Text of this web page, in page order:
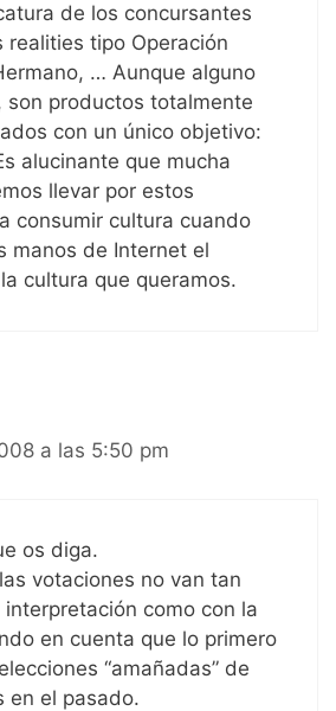
de los concursantes
realities tipo Operación
… Aunque alguno
productos totalmente
con un único objetivo:
alucinante que mucha
llevar por estos
consumir cultura cuando
manos de Internet el
cultura que queramos.
a las 5:50 pm
os diga.
votaciones no van tan
como con la
en cuenta que lo primero
“amañadas” de
en el pasado.